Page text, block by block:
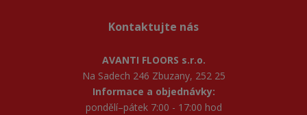
Kontaktujte nás
AVANTI FLOORS s.r.o.
Na Sadech 246 Zbuzany, 252 25
Informace a objednávky:
pondělí–pátek 7:00 - 17:00 hod